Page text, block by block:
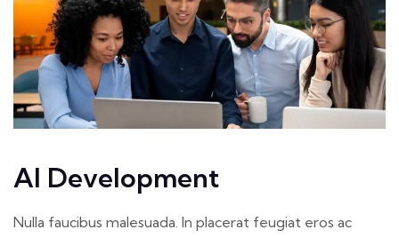
AI Development
Nulla faucibus malesuada. In placerat feugiat eros ac